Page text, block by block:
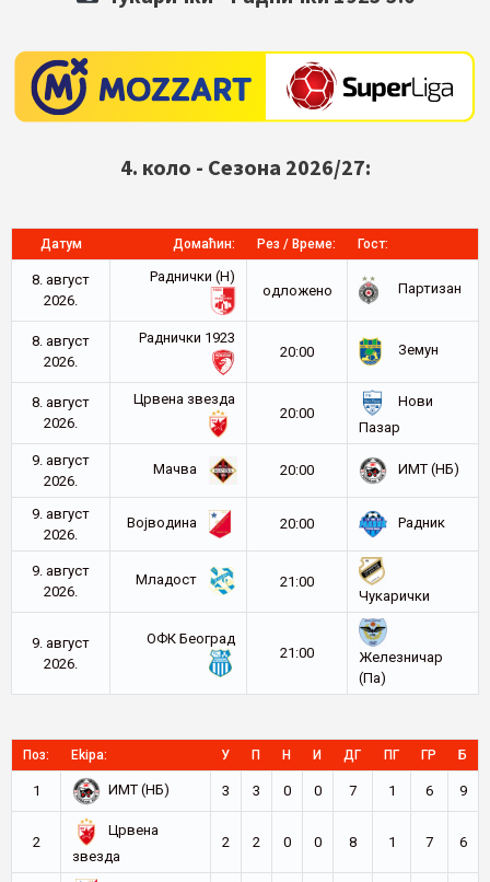
4. коло - Сезона 2026/27:
Датум Домаћин: Рез / Време: Гост:
8. август
2026.
Раднички (Н)
oдложено
Партизан
8. август
2026.
Раднички 1923
20:00
Земун
8. август
2026.
Црвена звезда
20:00
Нови
Пазар
9. август
2026.
Мачва 20:00 ИМТ (НБ)
9. август
2026.
Војводина 20:00 Радник
9. август
2026.
Младост
21:00
Чукарички
9. август
2026.
ОФК Београд
21:00
Железничар
(Па)
Поз: Ekipa: У П Н И ДГ ПГ ГР Б
1 ИМТ (НБ) 3 3 0 0 7 1 6 9
2
Црвена
звезда
2 2 0 0 8 1 7 6